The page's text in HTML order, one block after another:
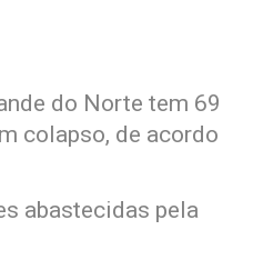
do Norte tem 69
colapso, de acordo
abastecidas pela